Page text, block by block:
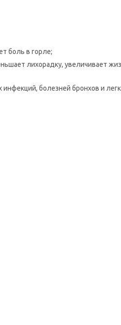
боль в горле;
лихорадку, увеличивает
болезней бронхов и